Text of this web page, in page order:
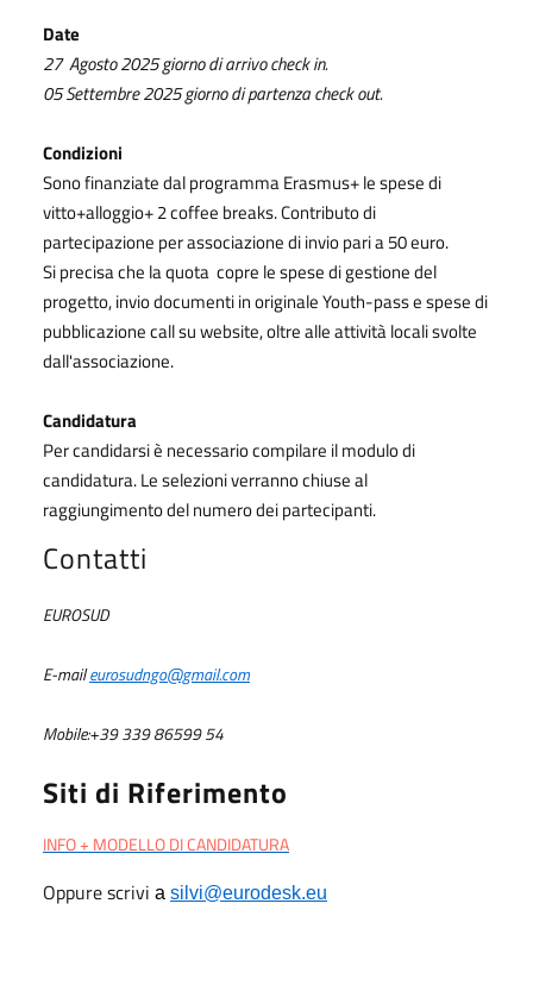
Date
27 Agosto 2025 giorno di arrivo check in.
05 Settembre 2025 giorno di partenza check out.
Condizioni
Sono finanziate dal programma Erasmus+ le spese di
vitto+alloggio+ 2 coffee breaks. Contributo di
partecipazione per associazione di invio pari a 50 euro.
Si precisa che la quota copre le spese di gestione del
progetto, invio documenti in originale Youth-pass e spese di
pubblicazione call su website, oltre alle attività locali svolte
dall'associazione.
Candidatura
Per candidarsi è necessario compilare il modulo di
candidatura. Le selezioni verranno chiuse al
raggiungimento del numero dei partecipanti.
Contatti
EUROSUD
E-maileurosudngo@gmail.com
Mobile:+39 339 86599 54
Siti di Riferimento
INFO + MODELLO DI CANDIDATURA
Oppure scrivi a silvi@eurodesk.eu